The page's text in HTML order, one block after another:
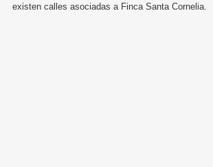
existen calles asociadas a Finca Santa Cornelia.